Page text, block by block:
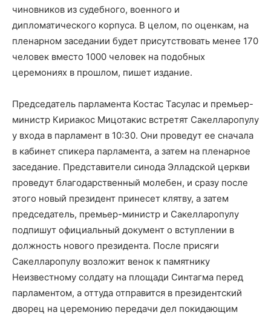
чиновников из судебного, военного и
дипломатического корпуса. В целом, по оценкам, на
пленарном заседании будет присутствовать менее 170
человек вместо 1000 человек на подобных
церемониях в прошлом, пишет издание.
Председатель парламента Костас Тасулас и премьер-
министр Кириакос Мицотакис встретят Сакелларопулу
у входа в парламент в 10:30. Они проведут ее сначала
в кабинет спикера парламента, а затем на пленарное
заседание. Представители синода Элладской церкви
проведут благодарственный молебен, и сразу после
этого новый президент принесет клятву, а затем
председатель, премьер-министр и Сакелларопулу
подпишут официальный документ о вступлении в
должность нового президента. После присяги
Сакелларопулу возложит венок к памятнику
Неизвестному солдату на площади Синтагма перед
парламентом, а оттуда отправится в президентский
дворец на церемонию передачи дел покидающим